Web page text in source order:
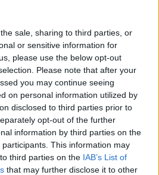
sale, sharing to third parties, or
or sensitive information for
please use the below opt-out
Please note that after your
you may continue seeing
on personal information utilized by
disclosed to third parties prior to
opt-out of the further
information by third parties on the
participants. This information may
third parties on the IAB’s List of
that may further disclose it to other
di 20 Paesi fra Europa, Sud
“Oggi per un brand è
relazione duratura con il
contenuti affini agli interessi
con un tono di voce autentico e
a favorire questo scambio, è
di discovery di nuovi prodotti e
piattaforma di ispirazione e
Per questo, crediamo che
escluso dalla
un brand - aggiunge Carola
proprio per accompagnare tutti i